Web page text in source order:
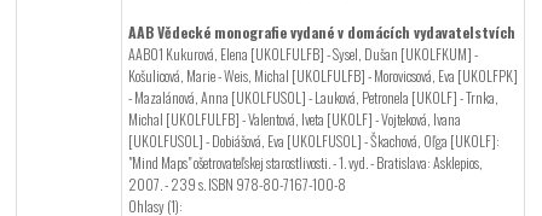
AAB Vědecké monografie vydané v domácích vydavatelstvích
AAB01 Kukurová, Elena [UKOLFULFB] - Sysel, Dušan [UKOLFKUM] -
Košulicová, Marie - Weis, Michal [UKOLFULFB] - Morovicsová, Eva [UKOLFPK]
- Mazalánová, Anna [UKOLFUSOL] - Lauková, Petronela [UKOLF] - Trnka,
Michal [UKOLFULFB] - Valentová, Iveta [UKOLF] - Vojteková, Ivana
[UKOLFUSOL] - Dobiášová, Eva [UKOLFUSOL] - Škachová, Oľga [UKOLF]:
"Mind Maps" ošetrovateľskej starostlivosti. - 1. vyd. - Bratislava: Asklepios,
2007. - 239 s. ISBN 978-80-7167-100-8
Ohlasy (1):